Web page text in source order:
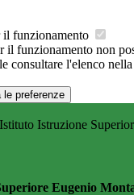
il funzionamento
il funzionamento non
consultare l'elenco
le preferenze
Istituto Istruzione
Eugenio